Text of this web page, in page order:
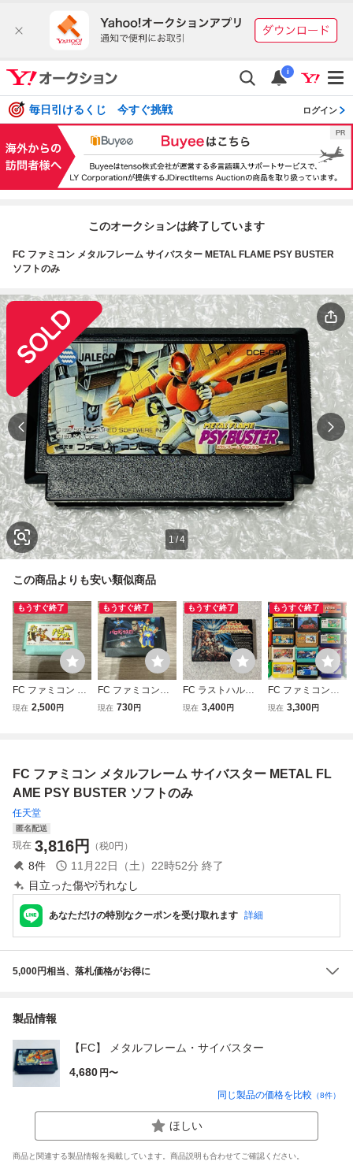
i
毎日引けるくじ 今すぐ挑戦 ログイン
このオークションは終了しています
FC ファミコン メタルフレーム サイバスター METAL FLAME PSY BUSTER
ソフトのみ
1 /4
この商品よりも安い類似商品
もうすぐ終了
FC ファミコン チ
ップとデールの大
現在 2,500円
もうすぐ終了
FC ファミコンソ
フト パロディウス
現在 730円
もうすぐ終了
FC ラストハルマ
ゲドン ファミコン
現在 3,400円
もうすぐ終了
FC ファミコンソ
フト ジャンク25
現在 3,300円
FC ファミコン メタルフレーム サイバスター METAL FL
AME PSY BUSTER ソフトのみ
任天堂
匿名配送
現在 3,816円 （税0円）
8件 11月22日（土）22時52分 終了
目立った傷や汚れなし
あなただけの特別なクーポンを受け取れます 詳細
5,000円相当、落札価格がお得に
製品情報
【FC】 メタルフレーム・サイバスター
4,680 円〜
同じ製品の価格を比較 （8件）
ほしい
商品と関連する製品情報を掲載しています。商品説明も合わせてご確認ください。